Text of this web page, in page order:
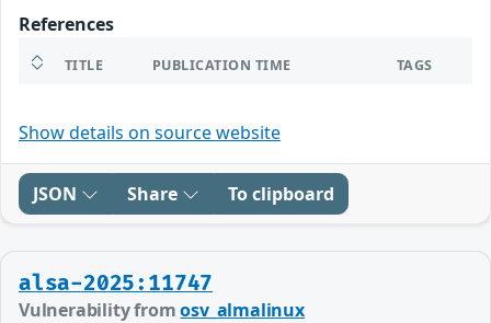
References
TITLE PUBLICATION TIME TAGS
Show details on source website
JSON Share To clipboard
alsa-2025:11747
Vulnerability fromosv_almalinux